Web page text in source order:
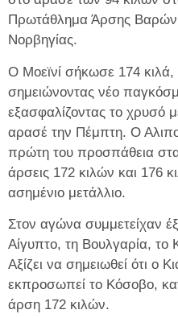
Πρωτάθλημα Άρσης Βαρών
Νορβηγίας.
Ο Μοεϊνί σήκωσε 174 κιλά,
σημειώνοντας νέο
εξασφαλίζοντας το χρυσό
αρασέ την Πέμπτη. Ο
πρώτη του προσπάθεια
άρσεις 172 κιλών και 176
ασημένιο μετάλλιο.
Στον αγώνα συμμετείχαν
Αίγυπτο, τη Βουλγαρία, το
Αξίζει να σημειωθεί ότι ο
εκπροσωπεί το Κόσοβο,
άρση 172 κιλών.